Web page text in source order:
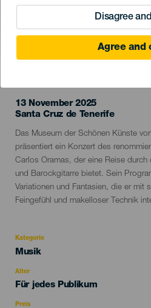
Disagree
Agree and
13 November 2025
Localidad
Santa Cruz de Tenerife
Descripción
del
evento
Das Museum der Schönen Künste
präsentiert ein Konzert des
Carlos Oramas, der eine Reise
und Barockgitarre bietet. Sein
Variationen und Fantasien, die er mit
Feingefühl und makelloser Technik
Kategorie
Categoría
evento
Musik
Alter
Edad
Für jedes Publikum
Preis